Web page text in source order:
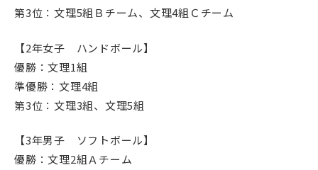
第3位：文理5組Ｂチーム、文理4組Ｃチーム
【2年女子 ハンドボール】
優勝：文理1組
準優勝：文理4組
第3位：文理3組、文理5組
【3年男子 ソフトボール】
優勝：文理2組Ａチーム